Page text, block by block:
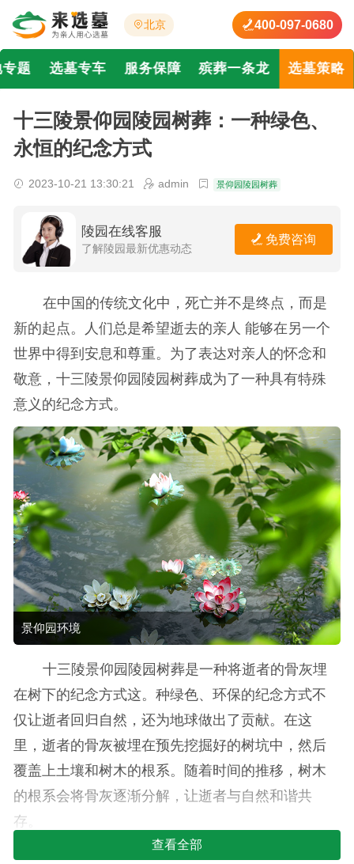
北京 400-097-0680
题 选墓专车 服务保障 殡葬一条龙 选墓策略
十三陵景仰园陵园树葬：一种绿色、
永恒的纪念方式
2023-10-21 13:30:21 admin 景仰园陵园树葬
陵园在线客服
了解陵园最新优惠动态
免费咨询
在中国的传统文化中，死亡并不是终点，而是
新的起点。人们总是希望逝去的亲人 能够在另一个
世界中得到安息和尊重。为了表达对亲人的怀念和
敬意，十三陵景仰园陵园树葬成为了一种具有特殊
意义的纪念方式。
景仰园环境
十三陵景仰园陵园树葬是一种将逝者的骨灰埋
在树下的纪念方式这。种绿色、环保的纪念方式不
仅让逝者回归自然，还为地球做出了贡献。在这
里，逝者的骨灰被埋在预先挖掘好的树坑中，然后
覆盖上土壤和树木的根系。随着时间的推移，树木
的根系会将骨灰逐渐分解，让逝者与自然和谐共
存。
树葬不仅是一种环保的纪念方式，更是一种永
查看全部